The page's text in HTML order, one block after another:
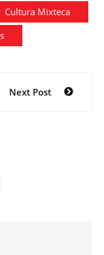
Cultura Mixteca
Next Post